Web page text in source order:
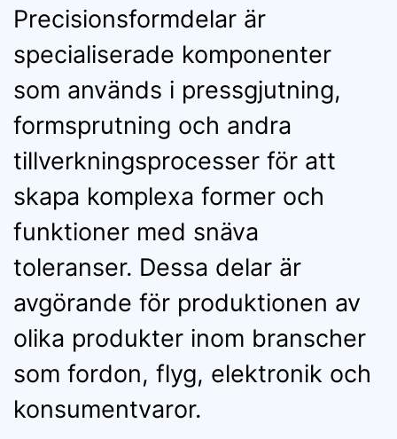
Precisionsformdelar är
specialiserade komponenter
som används i pressgjutning,
formsprutning och andra
tillverkningsprocesser för att
skapa komplexa former och
funktioner med snäva
toleranser. Dessa delar är
avgörande för produktionen av
olika produkter inom branscher
som fordon, flyg, elektronik och
konsumentvaror.